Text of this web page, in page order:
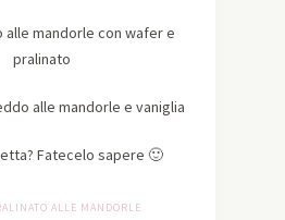
Fatecelo sapere 🙂
ALLE MANDORLE